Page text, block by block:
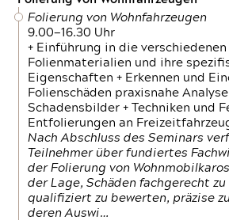
Folierung von Wohnfahrzeugen
9.00—16.30 Uhr
+ Einführung in die verschiedenen
Folienmaterialien und ihre
Eigenschaften + Erkennen und
Folienschäden praxisnahe
Schadensbilder + Techniken und
Entfolierungen an
Nach Abschluss des Seminars
Teilnehmer über fundiertes
der Folierung von
der Lage, Schäden fachgerecht zu
qualifiziert zu bewerten, präzise
deren Auswi…